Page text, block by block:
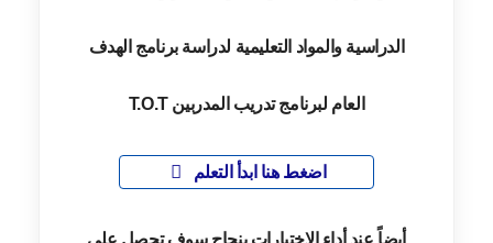
الدراسية والمواد التعليمية لدراسة برنامج الهدف
العام لبرنامج تدريب المدربين T.O.T
اضغط هنا ابدأ التعلم
أيضاً عند أداء الاختبارات بنجاح سوف تحصل على